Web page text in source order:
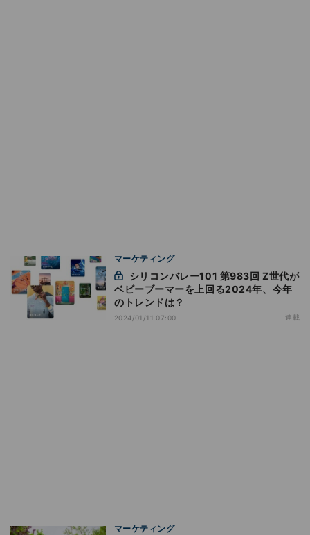
マーケティング
ベビーブーマーを上回る2024年、今年
のトレンドは？
2024/01/11 07:00 連載
マーケティング